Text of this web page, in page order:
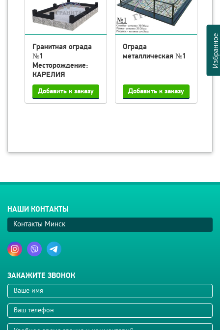
Гранитная ограда
№1
Месторождение:
КАРЕЛИЯ
Ограда
металлическая №1
НАШИ КОНТАКТЫ
Контакты Минск
ЗАКАЖИТЕ ЗВОНОК